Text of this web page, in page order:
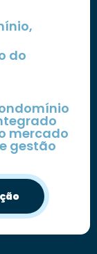
do
mercado
gestão